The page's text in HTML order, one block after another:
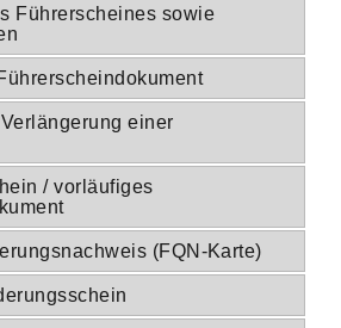
Führerscheines sowie
einer
/ vorläufiges
(FQN-Karte)